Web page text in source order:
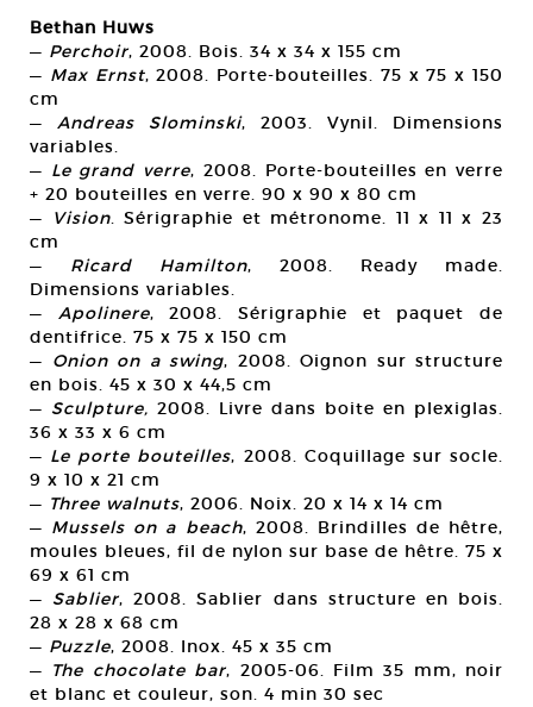
Bethan Huws
— Perchoir, 2008. Bois. 34 x 34 x 155 cm
— Max Ernst, 2008. Porte-bouteilles. 75 x 75 x 150
cm
— Andreas Slominski, 2003. Vynil. Dimensions
variables.
— Le grand verre, 2008. Porte-bouteilles en verre
+ 20 bouteilles en verre. 90 x 90 x 80 cm
—
Vision. Sérigraphie et métronome. 11 x 11 x 23
cm
— Ricard Hamilton, 2008. Ready made.
Dimensions variables.
— Apolinere, 2008. Sérigraphie et paquet de
dentifrice. 75 x 75 x 150 cm
— Onion on a swing, 2008. Oignon sur structure
en bois. 45 x 30 x 44,5 cm
— Sculpture, 2008. Livre dans boite en plexiglas.
36 x 33 x 6 cm
— Le porte bouteilles, 2008. Coquillage sur socle.
9 x 10 x 21 cm
— Three walnuts, 2006. Noix. 20 x 14 x 14 cm
— Mussels on a beach, 2008. Brindilles de hêtre,
moules bleues, fil de nylon sur base de hêtre. 75 x
69 x 61 cm
— Sablier, 2008. Sablier dans structure en bois.
28 x 28 x 68 cm
— Puzzle, 2008. Inox. 45 x 35 cm
— The chocolate bar, 2005-06. Film 35 mm, noir
et blanc et couleur, son. 4 min 30 sec